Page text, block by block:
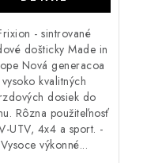
- sintrované
došticky Made in
Nová generacoa
vysoko kvalitných
dosiek do
Rôzna použiteľnosť
UTV, 4x4 a sport. -
Vysoce výkonné...